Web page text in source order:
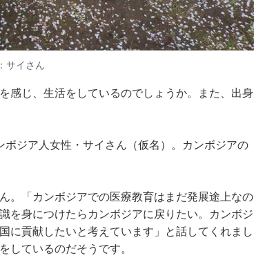
サイさん
感じ、生活をしているのでしょうか。また、出身
ジア人女性・サイさん（仮名）。カンボジアの
。「カンボジアでの医療教育はまだ発展途上なの
を身につけたらカンボジアに戻りたい。カンボジ
に貢献したいと考えています」と話してくれまし
しているのだそうです。